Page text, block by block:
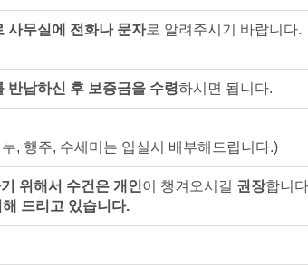
사무실에 전화나 문자로 알려주시기 바랍니다.
반납하신 후 보증금을 수령하시면 됩니다.
, 행주, 수세미는 입실시 배부해드립니다.)
위해서 수건은 개인이 챙겨오시길 권장합니
드리고 있습니다.